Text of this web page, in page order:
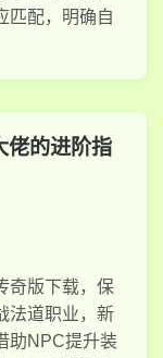
匹配，明确自
佬的进阶指
奇版下载，保
法道职业，新
助NPC提升装